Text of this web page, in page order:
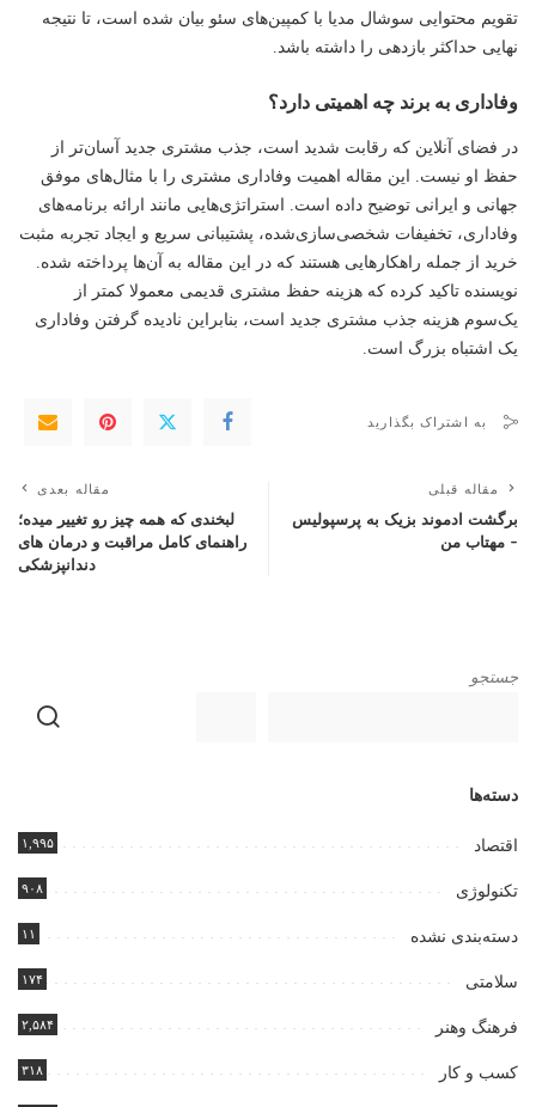
تقویم محتوایی سوشال مدیا با کمپین‌های سئو بیان شده است، تا نتیجه
نهایی حداکثر بازدهی را داشته باشد.
وفاداری به برند چه اهمیتی دارد؟
در فضای آنلاین که رقابت شدید است، جذب مشتری جدید آسان‌تر از
حفظ او نیست. این مقاله اهمیت وفاداری مشتری را با مثال‌های موفق
جهانی و ایرانی توضیح داده است. استراتژی‌هایی مانند ارائه برنامه‌های
وفاداری، تخفیفات شخصی‌سازی‌شده، پشتیبانی سریع و ایجاد تجربه مثبت
خرید از جمله راهکارهایی هستند که در این مقاله به آن‌ها پرداخته شده.
نویسنده تاکید کرده که هزینه حفظ مشتری قدیمی معمولا کمتر از
یک‌سوم هزینه جذب مشتری جدید است، بنابراین نادیده گرفتن وفاداری
یک اشتباه بزرگ است.
به اشتراک بگذارید
مقاله قبلی
برگشت ادموند بزیک به پرسپولیس
– مهتاب من
مقاله بعدی
لبخندی که همه چیز رو تغییر میده؛
راهنمای کامل مراقبت و درمان های
دندانپزشکی
جستجو
دسته‌ها
اقتصاد ۱,۹۹۵
تکنولوژی ۹۰۸
دسته‌بندی نشده ۱۱
سلامتی ۱۷۴
فرهنگ وهنر ۲,۵۸۴
کسب و کار ۳۱۸